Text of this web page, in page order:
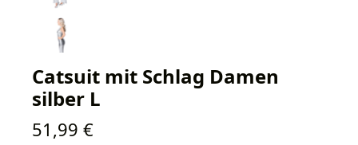
Catsuit mit Schlag Damen
silber L
Regulärer Preis:
51,99 €